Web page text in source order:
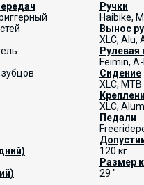
Ручки
Haibike,
Вынос
XLC, Alu,
Рулевая
Feimin,
Сидение
XLC, MTB
XLC,
Педали
120 кг
Размер
29 "